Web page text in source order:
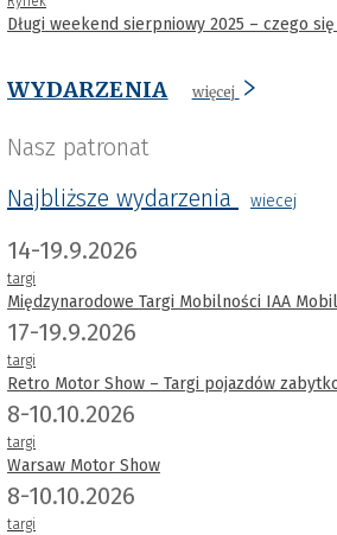
Długi weekend sierpniowy 2025 – czego
WYDARZENIA więcej
Nasz patronat
Najbliższe wydarzenia
wiecej
14-19.9.2026
targi
Międzynarodowe Targi Mobilności IAA
17-19.9.2026
targi
Retro Motor Show – Targi pojazdów
8-10.10.2026
targi
Warsaw Motor Show
8-10.10.2026
targi